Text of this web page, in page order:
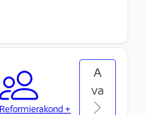
Reformierakond +
A
va